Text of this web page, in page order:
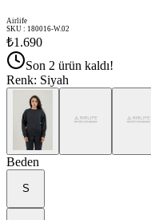
Airlife
SKU : 180016-W.02
₺1.690
Son 2 ürün kaldı!
Renk: Siyah
Beden
S